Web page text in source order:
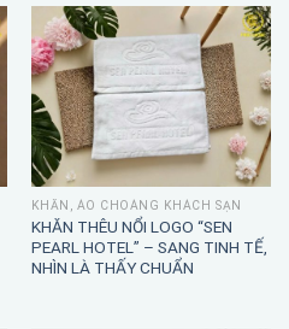
KHĂN, ÁO CHOÀNG KHÁCH SẠN
KHĂN THÊU NỔI LOGO “SEN
PEARL HOTEL” – SANG TINH TẾ,
NHÌN LÀ THẤY CHUẨN